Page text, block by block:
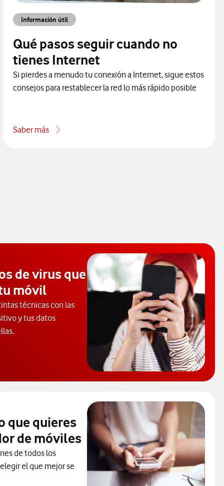
Información útil
Qué pasos seguir cuando no
tienes Internet
Si pierdes a menudo tu conexión a Internet, sigue estos
consejos para restablecer la red lo más rápido posible
Saber más
acerca de Qué pasos seguir cuando no tienes Internet
de virus que
móvil
técnicas con las
y tus datos
los tipos de virus que pueden infectar tus dispositivos.
que quieres
de móviles
de todos los
el que mejor se